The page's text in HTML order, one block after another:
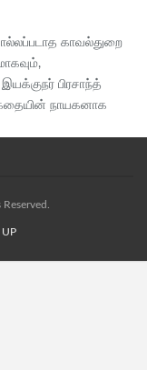
காவல்துறை
பிரசாந்த்
கதையின் நாயகனாக
UP